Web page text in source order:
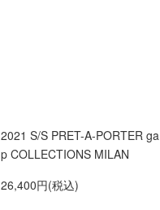
2021 S/S PRET-A-PORTER ga
p COLLECTIONS MILAN
26,400円(税込)